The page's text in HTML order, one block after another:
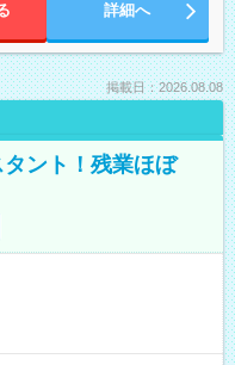
詳細へ
掲載日：2026.08.08
ント！残業ほぼ